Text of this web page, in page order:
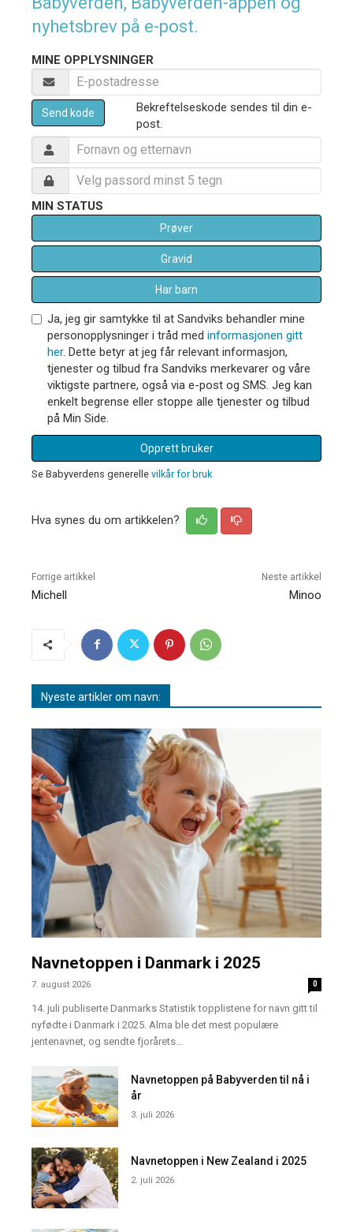
nyhetsbrev på e-post.
MINE OPPLYSNINGER
Send kode
Bekreftelseskode sendes til din e-
post.
MIN STATUS
Prøver
Gravid
Har barn
Ja, jeg gir samtykke til at Sandviks behandler mine
personopplysninger i tråd med informasjonen gitt
her. Dette betyr at jeg får relevant informasjon,
tjenester og tilbud fra Sandviks merkevarer og våre
viktigste partnere, også via e-post og SMS. Jeg kan
enkelt begrense eller stoppe alle tjenester og tilbud
på Min Side.
Opprett bruker
Se Babyverdens generelle vilkår for bruk
Hva synes du om artikkelen?
Forrige artikkel
Michell
Neste artikkel
Minoo
Nyeste artikler om navn:
Navnetoppen i Danmark i 2025
7. august 2026 0
14. juli publiserte Danmarks Statistik topplistene for navn gitt til
nyfødte i Danmark i 2025. Alma ble det mest populære
jentenavnet, og sendte fjorårets...
Navnetoppen på Babyverden til nå i
år
3. juli 2026
Navnetoppen i New Zealand i 2025
2. juli 2026